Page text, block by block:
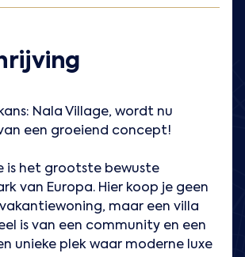
Nala Village, wordt nu
een groeiend concept!
is het grootste bewuste
van Europa. Hier koop je geen
maar een villa
is van een community en een
unieke plek waar moderne luxe